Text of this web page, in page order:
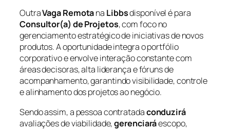
OutraVaga Remotana Libbsdisponível é para
Consultor(a) de Projetos, com foco no
gerenciamento estratégico de iniciativas de novos
produtos. A oportunidade integra o portfólio
corporativo e envolve interação constante com
áreas decisoras, alta liderança e fóruns de
acompanhamento, garantindo visibilidade, controle
e alinhamento dos projetos ao negócio.
Sendo assim, a pessoa contratadaconduzirá
avaliações de viabilidade,gerenciaráescopo,